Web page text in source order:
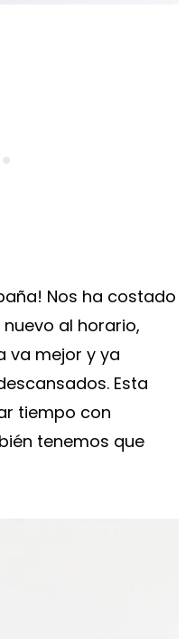
Nos ha costado
al horario,
va mejor y ya
Esta
tiempo con
tenemos que